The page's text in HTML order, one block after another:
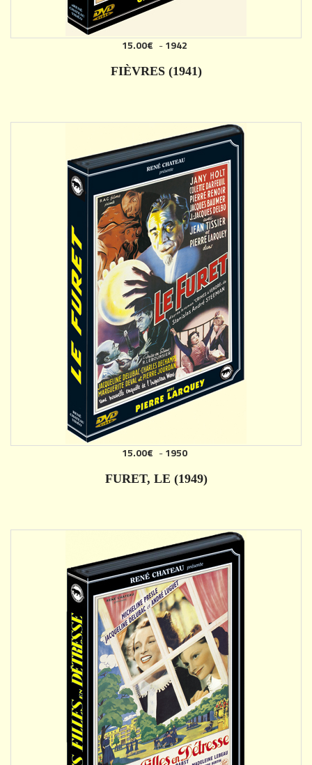
15.00€ -1942
FIÈVRES (1941)
15.00€ -1950
FURET, LE (1949)